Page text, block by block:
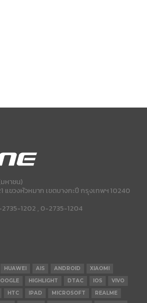
หาชน)
แขวงหัวหมาก เขตบางกะปี กรุงเทพฯ 10240
1202 , 0-2735-1204
HUAWEI AIS ANDROID
XIAOMI
HIGHLIGHT DTAC IOS
VIVO
HTC IPAD MICROSOFT
REALME